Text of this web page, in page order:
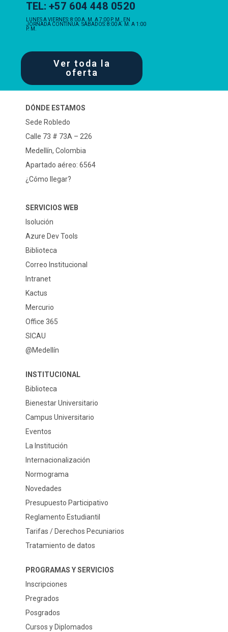
TEL: +57 604 448 0520
LUNES A VIERNES: 8:00 A. M. A 7:00 P. M., EN
JORNADA CONTINUA. SÁBADOS: 8:00 A. M. A 1:00
P. M.
Ver toda la
oferta
DÓNDE ESTAMOS
Sede Robledo
Calle 73 # 73A – 226
Medellín, Colombia
Apartado aéreo: 6564
¿Cómo llegar?
SERVICIOS WEB
Isolución
Azure Dev Tools
Biblioteca
Correo Institucional
Intranet
Kactus
Mercurio
Office 365
SICAU
@Medellín
INSTITUCIONAL
Biblioteca
Bienestar Universitario
Campus Universitario
Eventos
La Institución
Internacionalización
Normograma
Novedades
Presupuesto Participativo
Reglamento Estudiantil
Tarifas / Derechos Pecuniarios
Tratamiento de datos
PROGRAMAS Y SERVICIOS
Inscripciones
Pregrados
Posgrados
Cursos y Diplomados